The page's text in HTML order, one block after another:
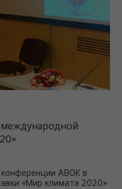
конференции АВОК в
«Мир климата 2020»